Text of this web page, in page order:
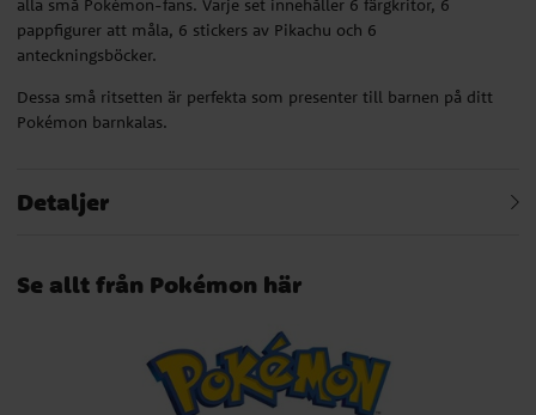
alla små Pokémon-fans. Varje set innehåller 6 färgkritor, 6
pappfigurer att måla, 6 stickers av Pikachu och 6
anteckningsböcker.
Dessa små ritsetten är perfekta som presenter till barnen på ditt
Pokémon barnkalas.
Detaljer
Se allt från Pokémon här